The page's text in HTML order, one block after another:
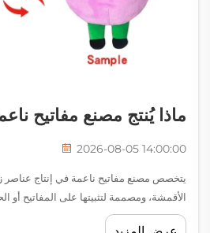
ماذا يُنتج مصنع مفاتيح
2026-08-05 14:00:00
يتخصص مصنع مفاتيح ناعمة في إنتاج
الأقمشة، ومصممة لتثبيتها على المفاتيح أو
الشخصية الأخرى. وعلى عكس مفاتيح التذكار